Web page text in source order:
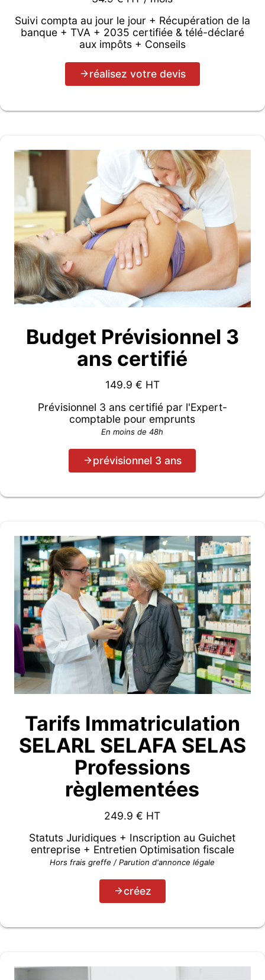
Suivi compta au jour le jour + Récupération de la
banque + TVA + 2035 certifiée & télé-déclaré
aux impôts + Conseils
réalisez votre devis
Budget Prévisionnel 3
ans certifié
149.9 € HT
Prévisionnel 3 ans certifié par l'Expert-
comptable pour emprunts
En moins de 48h
prévisionnel 3 ans
Tarifs Immatriculation
SELARL SELAFA SELAS
Professions
règlementées
249.9 € HT
Statuts Juridiques + Inscription au Guichet
entreprise + Entretien Optimisation fiscale
Hors frais greffe / Parution d'annonce légale
créez